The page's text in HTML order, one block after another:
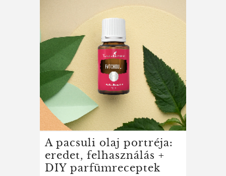
A pacsuli olaj portréja:
eredet, felhasználás +
DIY parfümreceptek